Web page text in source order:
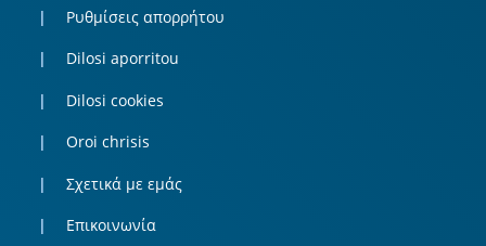
Ρυθμίσεις απορρήτου
Dilosi aporritou
Dilosi cookies
Oroi chrisis
Σχετικά με εμάς
Επικοινωνία